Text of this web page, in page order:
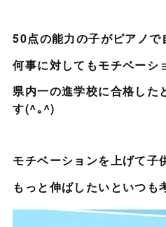
50点の能力の子がピアノで
何事に対してもモチベーシ
県内一の進学校に合格した
す(^｡^)
モチベーションを上げて子
もっと伸ばしたいといつも